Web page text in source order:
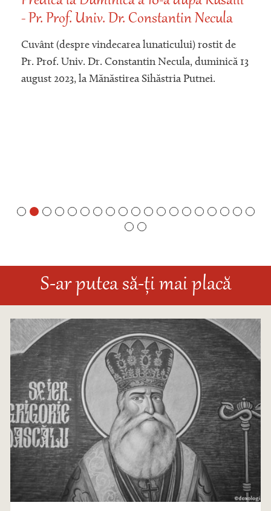
- Pr. Prof. Univ. Dr. Constantin Necula
Cuvânt (despre vindecarea lunaticului) rostit de
Pr. Prof. Univ. Dr. Constantin Necula, duminică 13
august 2023, la Mănăstirea Sihăstria Putnei.
S-ar putea să-ți mai placă